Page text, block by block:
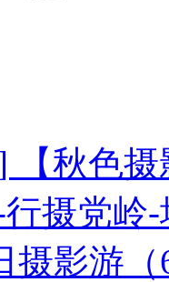
【秋色
摄党岭
摄影游（